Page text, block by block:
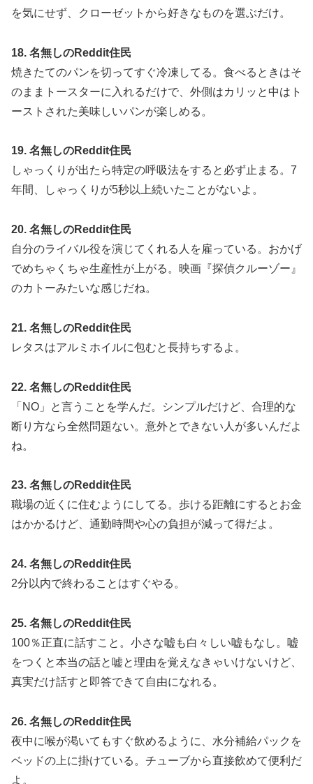
を気にせず、クローゼットから好きなものを選ぶだけ。
18. 名無しのReddit住民
焼きたてのパンを切ってすぐ冷凍してる。食べるときはそ
のままトースターに入れるだけで、外側はカリッと中はト
ーストされた美味しいパンが楽しめる。
19. 名無しのReddit住民
しゃっくりが出たら特定の呼吸法をすると必ず止まる。7
年間、しゃっくりが5秒以上続いたことがないよ。
20. 名無しのReddit住民
自分のライバル役を演じてくれる人を雇っている。おかげ
でめちゃくちゃ生産性が上がる。映画『探偵クルーゾー』
のカトーみたいな感じだね。
21. 名無しのReddit住民
レタスはアルミホイルに包むと長持ちするよ。
22. 名無しのReddit住民
「NO」と言うことを学んだ。シンプルだけど、合理的な
断り方なら全然問題ない。意外とできない人が多いんだよ
ね。
23. 名無しのReddit住民
職場の近くに住むようにしてる。歩ける距離にするとお金
はかかるけど、通勤時間や心の負担が減って得だよ。
24. 名無しのReddit住民
2分以内で終わることはすぐやる。
25. 名無しのReddit住民
100％正直に話すこと。小さな嘘も白々しい嘘もなし。嘘
をつくと本当の話と嘘と理由を覚えなきゃいけないけど、
真実だけ話すと即答できて自由になれる。
26. 名無しのReddit住民
夜中に喉が渇いてもすぐ飲めるように、水分補給パックを
ベッドの上に掛けている。チューブから直接飲めて便利だ
よ。